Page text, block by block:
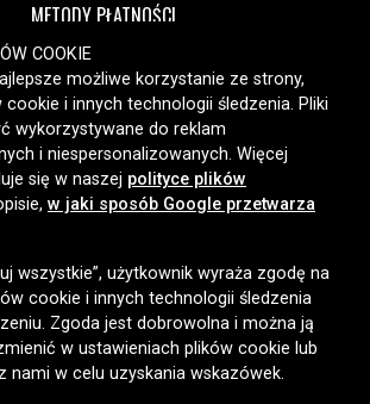
METODY PŁATNOŚCI
OPCJE DOSTAWY
© 2026, Spares Nordic AB
COOKIE
możliwe korzystanie ze strony,
cookie i innych technologii śledzenia. Pliki
wykorzystywane do reklam
i niespersonalizowanych. Więcej
się w naszej polityce plików
w jaki sposób Google przetwarza
wszystkie”, użytkownik wyraża zgodę na
cookie i innych technologii śledzenia
Zgoda jest dobrowolna i można ją
w ustawieniach plików cookie lub
nami w celu uzyskania wskazówek.